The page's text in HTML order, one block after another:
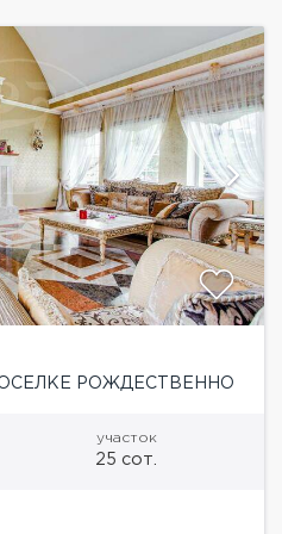
РОЖДЕСТВЕННО
участок
25 сот.